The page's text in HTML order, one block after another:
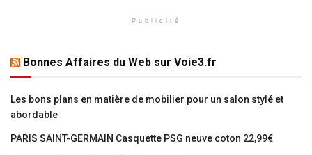
Publicité
Bonnes Affaires du Web sur Voie3.fr
Les bons plans en matière de mobilier pour un salon stylé et
abordable
PARIS SAINT-GERMAIN Casquette PSG neuve coton 22,99€